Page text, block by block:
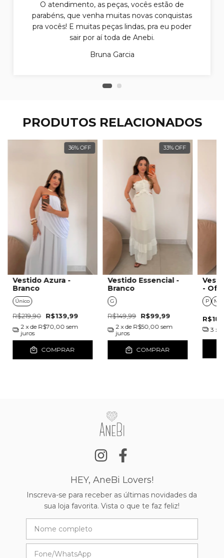
O atendimento, as peças, vocês estão de
parabéns, que venha muitas novas conquistas
pra vocês! E muitas peças lindas, pra eu poder
sair por aí toda de Anebi.
Bruna Garcia
PRODUTOS RELACIONADOS
36%OFF
Vestido Azura -
Branco
Único
R$219,90 R$139,99
2 x de R$70,00 sem
juros
COMPRAR
33%OFF
Vestido Essencial -
Branco
G
R$149,99 R$99,99
2 x de R$50,00 sem
juros
COMPRAR
- Off
P M
3 x
HEY, AneBi Lovers!
Inscreva-se para receber as últimas novidades da
sua loja favorita. Vista o que te faz feliz!